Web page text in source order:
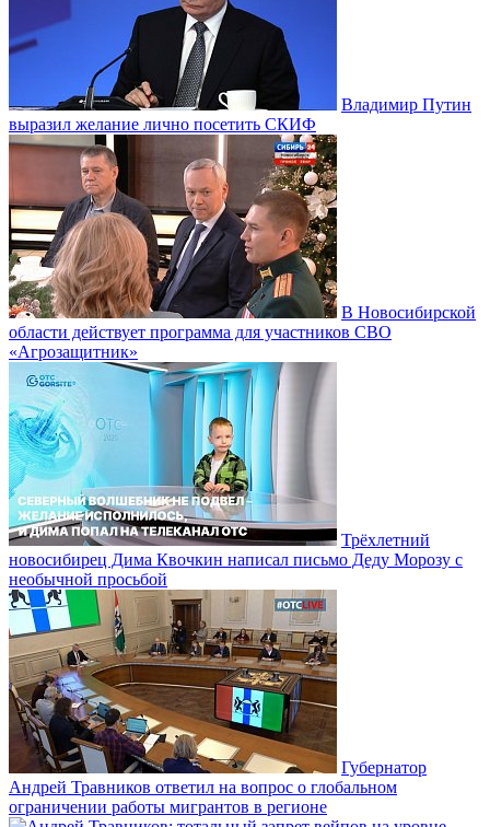
Владимир Путин
выразил желание лично посетить СКИФ
В Новосибирской
области действует программа для участников СВО
«Агрозащитник»
Трёхлетний
новосибирец Дима Квочкин написал письмо Деду Морозу с
необычной просьбой
Губернатор
Андрей Травников ответил на вопрос о глобальном
ограничении работы мигрантов в регионе